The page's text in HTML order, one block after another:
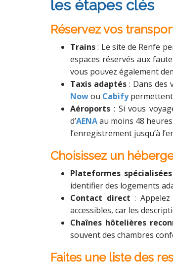
les étapes clés
Réservez vos
Trains: Le site de Renfe
espaces réservés aux
vous pouvez également
Taxis adaptés: Dans des
Nowou Cabifypermettent
Aéroports : Si vous
d’AENAau moins 48
l’enregistrement jusqu’à
Choisissez un
Plateformes spécialisées
identifier des logements
Contact direct :
accessibles, car les
Chaînes hôtelières
souvent des chambres
Faites une liste des